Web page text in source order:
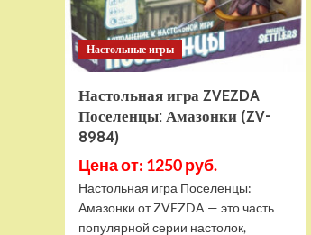
Настольные игры
Настольная игра ZVEZDA
Поселенцы: Амазонки (ZV-
8984)
Цена от: 1250 руб.
Настольная игра Поселенцы:
Амазонки от ZVEZDA — это часть
популярной серии настолок,